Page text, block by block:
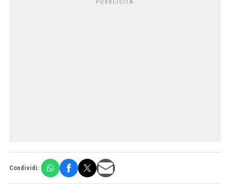
Condividi: